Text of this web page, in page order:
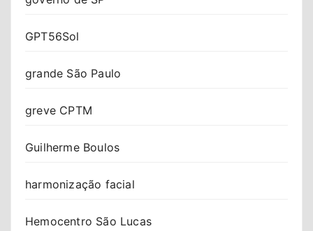
GPT56Sol
grande São Paulo
greve CPTM
Guilherme Boulos
harmonização facial
Hemocentro São Lucas